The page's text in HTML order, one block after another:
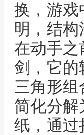
换，游戏
明，结
在动手之
剑，它的
三角形
简化分
纸，通过